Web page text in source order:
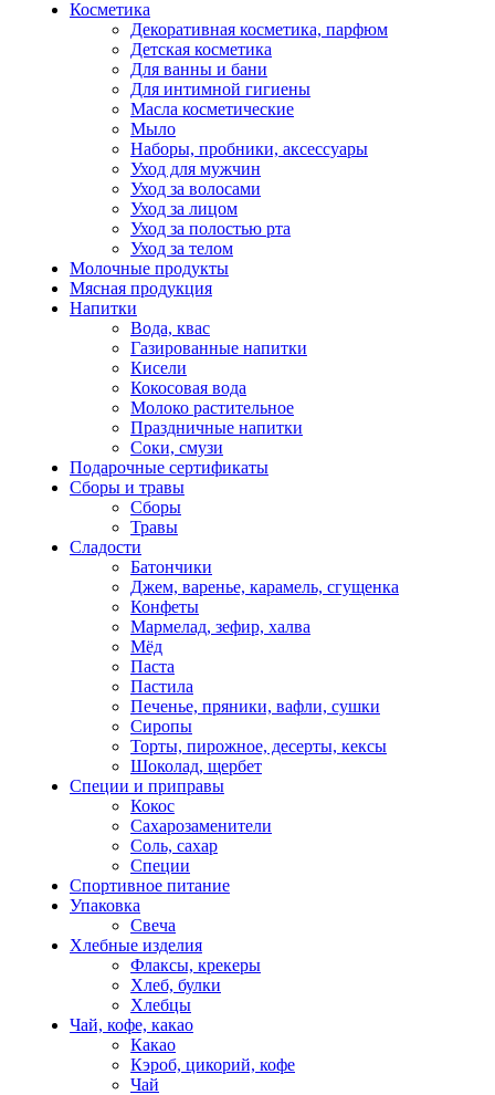
Косметика
Декоративная косметика, парфюм
Детская косметика
Для ванны и бани
Для интимной гигиены
Масла косметические
Мыло
Наборы, пробники, аксессуары
Уход для мужчин
Уход за волосами
Уход за лицом
Уход за полостью рта
Уход за телом
Молочные продукты
Мясная продукция
Напитки
Вода, квас
Газированные напитки
Кисели
Кокосовая вода
Молоко растительное
Праздничные напитки
Соки, смузи
Подарочные сертификаты
Сборы и травы
Сборы
Травы
Сладости
Батончики
Джем, варенье, карамель, сгущенка
Конфеты
Мармелад, зефир, халва
Мёд
Паста
Пастила
Печенье, пряники, вафли, сушки
Сиропы
Торты, пирожное, десерты, кексы
Шоколад, щербет
Специи и приправы
Кокос
Сахарозаменители
Соль, сахар
Специи
Спортивное питание
Упаковка
Свеча
Хлебные изделия
Флаксы, крекеры
Хлеб, булки
Хлебцы
Чай, кофе, какао
Какао
Кэроб, цикорий, кофе
Чай